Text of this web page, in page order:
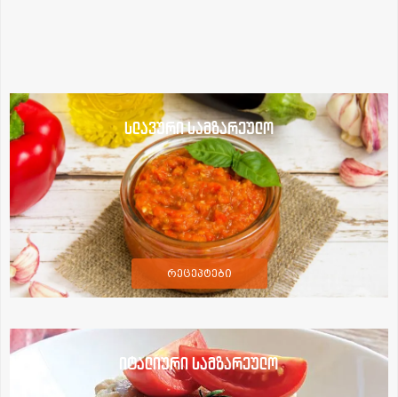
სლავური სამზარეულო
რეცეპტები
იტალიური სამზარეულო